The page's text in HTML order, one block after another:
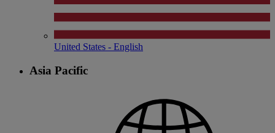
United States - English
Asia Pacific